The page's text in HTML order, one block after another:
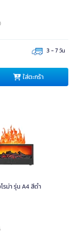
3 - 7 วัน
ใส่ตะกร้า
รม่า รุ่น A4 สีดำ